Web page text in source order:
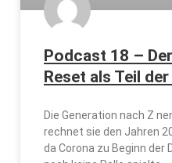
Podcast 18 –
Reset als Teil
Die Generation nach Z
rechnet sie den Jahren
da Corona zu Beginn der